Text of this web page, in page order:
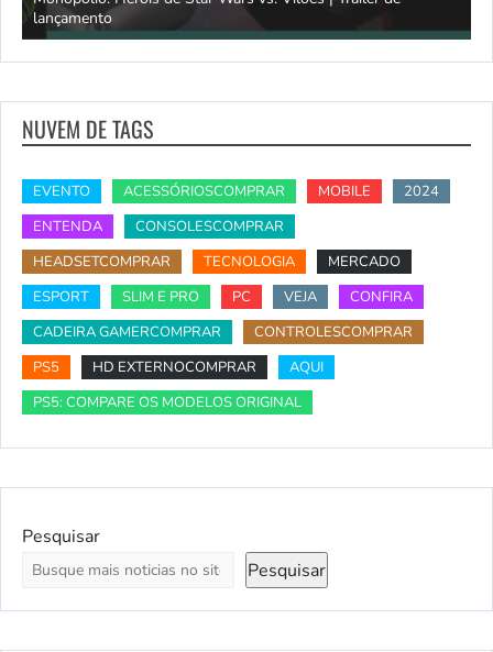
lançamento
NUVEM DE TAGS
EVENTO ACESSÓRIOSCOMPRAR MOBILE
2024
ENTENDA
CONSOLESCOMPRAR
HEADSETCOMPRAR
TECNOLOGIA
MERCADO
ESPORT
SLIM E PRO PC VEJA
CONFIRA
CADEIRA GAMERCOMPRAR
CONTROLESCOMPRAR
PS5
HD EXTERNOCOMPRAR
AQUI
PS5: COMPARE OS MODELOS ORIGINAL
Pesquisar
Pesquisar